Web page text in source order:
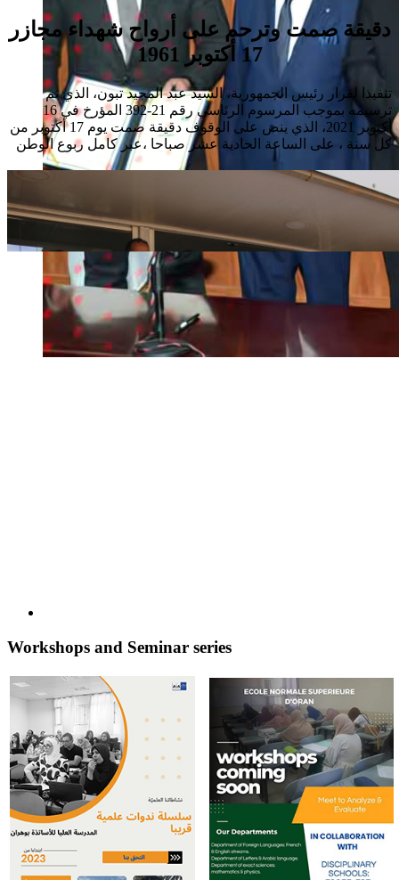
دقيقة صمت وترحم على أرواح شهداء مجازر
17 أكتوبر 1961
تنفيذا لقرار رئيس الجمهورية، السيد عبد المجيد تبون، الذي تم
ترسيمه بموجب المرسوم الرئاسي رقم 21-392 المؤرخ في 16
أكتوبر 2021، الذي ينص على الوقوف دقيقة صمت يوم 17 أكتوبر من
كل سنة ، على الساعة الحادية عشر صباحا ،عبر كامل ربوع الوطن
Workshops and Seminar series